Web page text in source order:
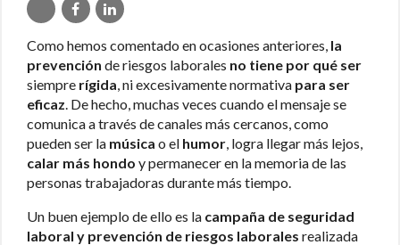
Como hemos comentado en ocasiones anteriores, la
prevención de riesgos laborales no tiene por qué ser
siempre rígida , ni excesivamente normativa para ser
eficaz . De hecho, muchas veces cuando el mensaje se
comunica a través de canales más cercanos, como
pueden ser la música o el humor , logra llegar más lejos,
calar más hondo y permanecer en la memoria de las
personas trabajadoras durante más tiempo.
Un buen ejemplo de ello es la campaña de seguridad
laboral y prevención de riesgos laborales realizada